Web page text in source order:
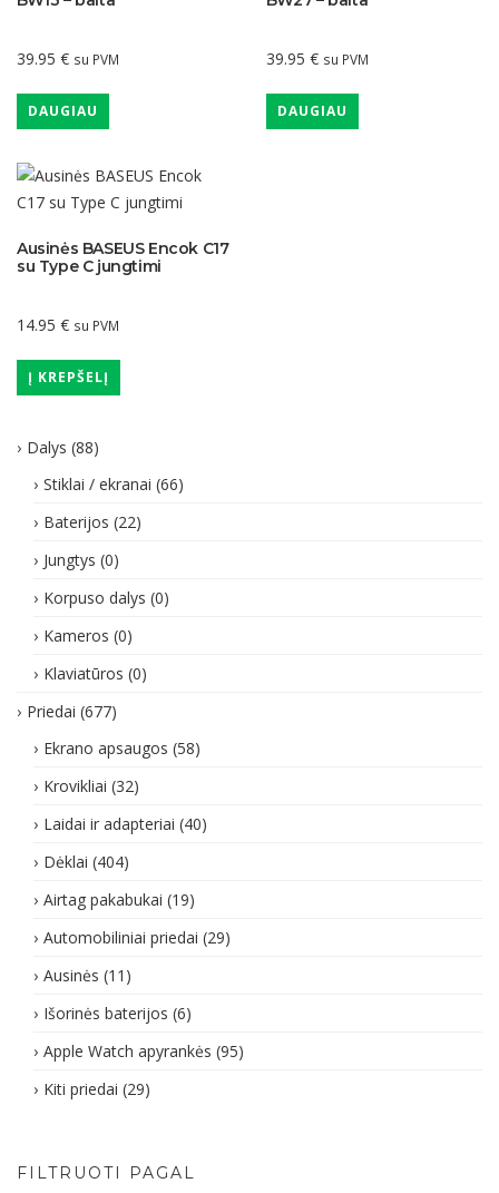
39.95 € su PVM
DAUGIAU
39.95 € su PVM
DAUGIAU
Ausinės BASEUS Encok C17
su Type C jungtimi
14.95 € su PVM
Į KREPŠELĮ
Dalys (88)
Stiklai / ekranai (66)
Baterijos (22)
Jungtys (0)
Korpuso dalys (0)
Kameros (0)
Klaviatūros (0)
Priedai (677)
Ekrano apsaugos (58)
Krovikliai (32)
Laidai ir adapteriai (40)
Dėklai (404)
Airtag pakabukai (19)
Automobiliniai priedai (29)
Ausinės (11)
Išorinės baterijos (6)
Apple Watch apyrankės (95)
Kiti priedai (29)
FILTRUOTI PAGAL